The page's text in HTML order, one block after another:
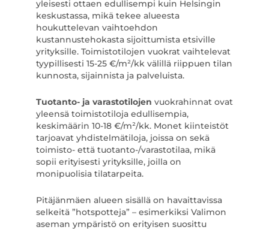
yleisesti ottaen edullisempi kuin Helsingin
keskustassa, mikä tekee alueesta
houkuttelevan vaihtoehdon
kustannustehokasta sijoittumista etsiville
yrityksille. Toimistotilojen vuokrat vaihtelevat
tyypillisesti 15-25 €/m²/kk välillä riippuen tilan
kunnosta, sijainnista ja palveluista.
Tuotanto- ja varastotilojen vuokrahinnat ovat
yleensä toimistotiloja edullisempia,
keskimäärin 10-18 €/m²/kk. Monet kiinteistöt
tarjoavat yhdistelmätiloja, joissa on sekä
toimisto- että tuotanto-/varastotilaa, mikä
sopii erityisesti yrityksille, joilla on
monipuolisia tilatarpeita.
Pitäjänmäen alueen sisällä on havaittavissa
selkeitä ”hotspotteja” – esimerkiksi Valimon
aseman ympäristö on erityisen suosittu